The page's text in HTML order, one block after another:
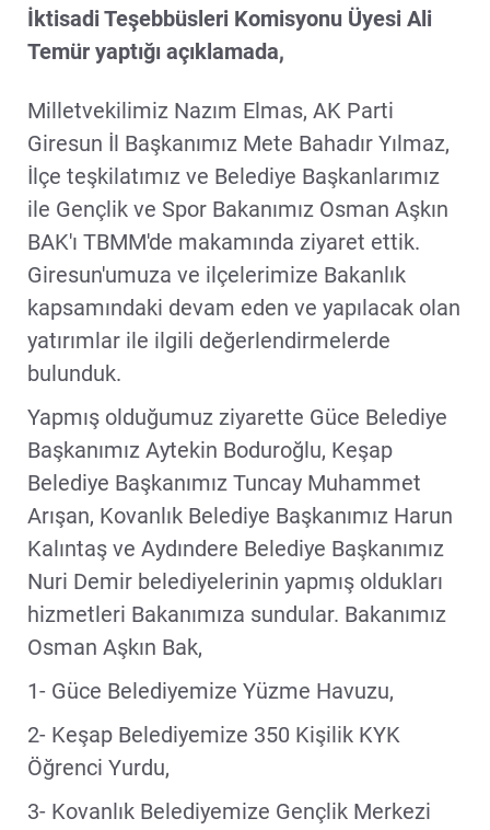
İktisadi Teşebbüsleri Komisyonu Üyesi Ali
Temür yaptığı açıklamada,
Milletvekilimiz Nazım Elmas, AK Parti
Giresun İl Başkanımız Mete Bahadır Yılmaz,
İlçe teşkilatımız ve Belediye Başkanlarımız
ile Gençlik ve Spor Bakanımız Osman Aşkın
BAK'ı TBMM'de makamında ziyaret ettik.
Giresun'umuza ve ilçelerimize Bakanlık
kapsamındaki devam eden ve yapılacak olan
yatırımlar ile ilgili değerlendirmelerde
bulunduk.
Yapmış olduğumuz ziyarette Güce Belediye
Başkanımız Aytekin Boduroğlu, Keşap
Belediye Başkanımız Tuncay Muhammet
Arışan, Kovanlık Belediye Başkanımız Harun
Kalıntaş ve Aydındere Belediye Başkanımız
Nuri Demir belediyelerinin yapmış oldukları
hizmetleri Bakanımıza sundular. Bakanımız
Osman Aşkın Bak,
1- Güce Belediyemize Yüzme Havuzu,
2- Keşap Belediyemize 350 Kişilik KYK
Öğrenci Yurdu,
3- Kovanlık Belediyemize Gençlik Merkezi